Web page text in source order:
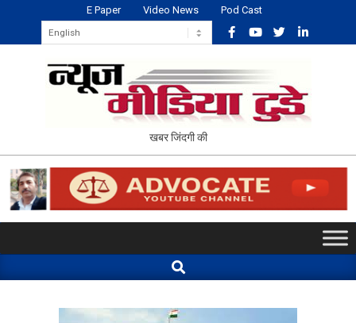
content
E Paper Video News Pod Cast
MEDIA
TODAY
खबर जिंदगी की
Navigation
Search